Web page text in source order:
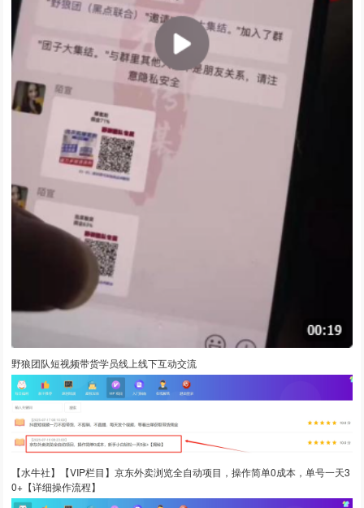
野狼团队短视频带货学员线上线下互动交流
【水牛社】【VIP栏目】京东外卖浏览全自动项目，操作简单0成本，单号一天3
0+【详细操作流程】